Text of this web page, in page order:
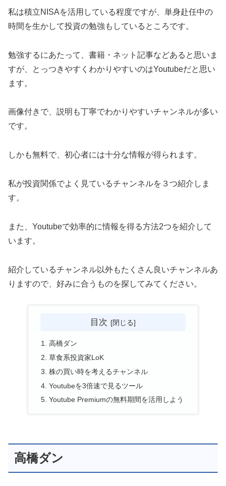
私は積立NISAを活用している程度ですが、単身赴任中の
時間を生かして投資の勉強もしているところです。
勉強するにあたって、書籍・ネット記事などあると思いま
すが、とっつきやすくわかりやすいのはYoutubeだと思い
ます。
画像付きで、説明も丁寧でわかりやすいチャンネルが多い
です。
しかも無料で、初心者には十分な情報が得られます。
私が投資関係でよく見ているチャンネルを３つ紹介しま
す。
また、Youtubeで効率的に情報を得る方法2つを紹介して
います。
紹介しているチャンネル以外もたくさん良いチャンネルあ
りますので、好みに合うものを探してみてください。
目次
高橋ダン
草食系投資家LoK
株の買い時を考えるチャンネル
Youtubeを3倍速で見るツール
Youtube Premiumの無料期間を活用しよう
高橋ダン